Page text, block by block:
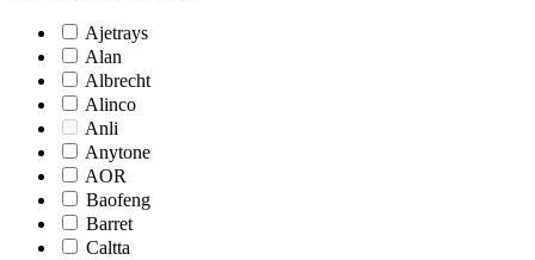
Ajetrays
Alan
Albrecht
Alinco
Anli
Anytone
AOR
Baofeng
Barret
Caltta